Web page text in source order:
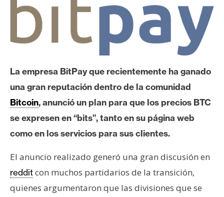
t
c
o
t
h
e
e
u
m
La empresa BitPay que recientemente ha ganado
una gran reputación dentro de la comunidad
Bitcoin, anunció un plan para que los precios BTC
se expresen en “bits”, tanto en su página web
como en los servicios para sus clientes.
El anuncio realizado generó una gran discusión en
redditcon muchos partidarios de la transición,
quienes argumentaron que las divisiones que se